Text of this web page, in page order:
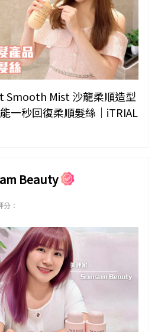
Smooth Mist 沙龍柔順造型
一秒回復柔順髮絲｜iTRIAL
Beauty
：